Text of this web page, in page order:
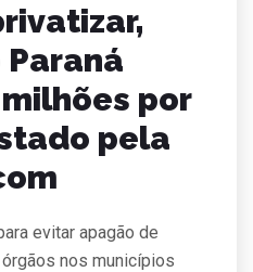
Paraná
por
pela
evitar apagão de
nos municípios